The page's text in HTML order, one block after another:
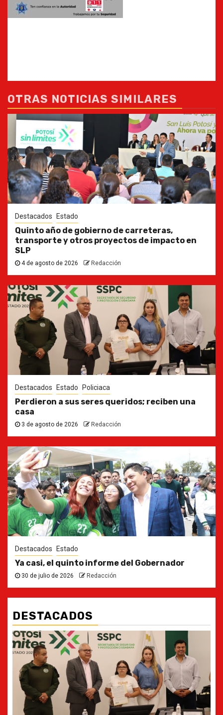
OTRAS NOTICIAS SIMILARES
Destacados Estado
Quinto año de gobierno de carreteras,
transporte y otros proyectos de impacto en
SLP
4 de agosto de 2026 Redacción
Destacados Estado Policiaca
Perdieron a sus seres queridos; reciben una
casa
3 de agosto de 2026 Redacción
Destacados Estado
Ya casi, el quinto informe del Gobernador
30 de julio de 2026 Redacción
DESTACADOS